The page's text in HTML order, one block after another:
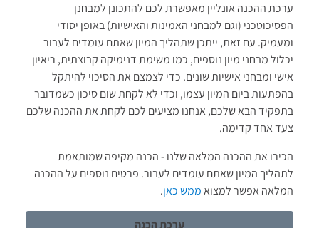
ערכת ההכנה אונליין מאפשרת לכם להתכונן למבחנן
הפסיכוטכני (וגם למבחני האמינות והאישיות) באופן יסודי
ומעמיק. עם זאת, ייתכן שתהליך המיון שאתם עומדים לעבור
יכלול מבחני מיון נוספים, כמו משימת דנימיקה קבוצתית, ריאיון
אישי ומבחני אישיות שונים. כדי לצמצם את הסיכוי להיתקל
בהפתעות ביום המיון עצמו, וכדי לא לקחת שום סיכון כשמדובר
בתפקיד הבא שלכם, אנחנו מציעים לכם לקחת את ההכנה שלכם
צעד אחד קדימה.
הכירו את ההכנה המלאה שלנו - הכנה מקיפה שמותאמת
לתהליך המיון שאתם עומדים לעבור. פרטים נוספים על ההכנה
המלאה אפשר למצואממש כאן.
ערכת הכנה